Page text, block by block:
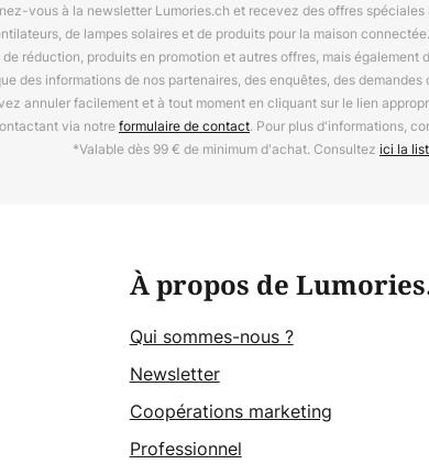
vous à la newsletter Lumories.ch et recevez des offres
de lampes solaires et de produits pour la maison
réduction, produits en promotion et autres offres, mais également
des informations de nos partenaires, des enquêtes, des
annuler facilement et à tout moment en cliquant sur le lien
via notreformulaire de contact. Pour plus d'informations,
*Valable dès 99 € de minimum d'achat. Consultez ici la
À propos de
Qui sommes-nous ?
Newsletter
Coopérations marketing
Professionnel